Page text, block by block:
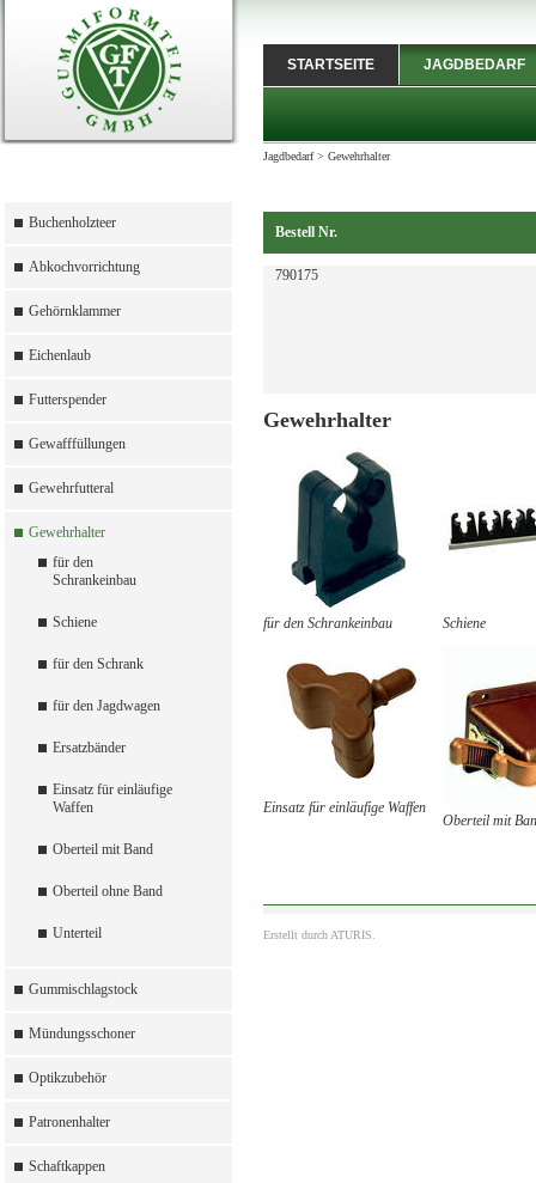
Buchenholzteer
Abkochvorrichtung
Gehörnklammer
Eichenlaub
Futterspender
Gewafffüllungen
Gewehrfutteral
Gewehrhalter
für den
Schrankeinbau
Schiene
für den Schrank
für den Jagdwagen
Ersatzbänder
Einsatz für einläufige
Waffen
Oberteil mit Band
Oberteil ohne Band
Unterteil
Gummischlagstock
Mündungsschoner
Optikzubehör
Patronenhalter
Schaftkappen
STARTSEITE JAGDBEDARF
Jagdbedarf> Gewehrhalter
Bestell Nr.
790175
Gewehrhalter
für den Schrankeinbau Schiene
Einsatz für einläufige Waffen
Oberteil mit
Erstellt durch ATURIS.